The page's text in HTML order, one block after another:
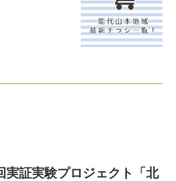
実証実験プロジェクト「北